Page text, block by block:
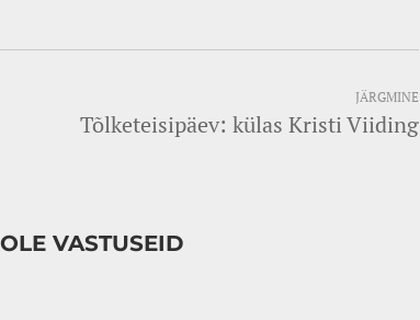
JÄRGMINE
Tõlketeisipäev: külas Kristi Viiding
VASTUSEID